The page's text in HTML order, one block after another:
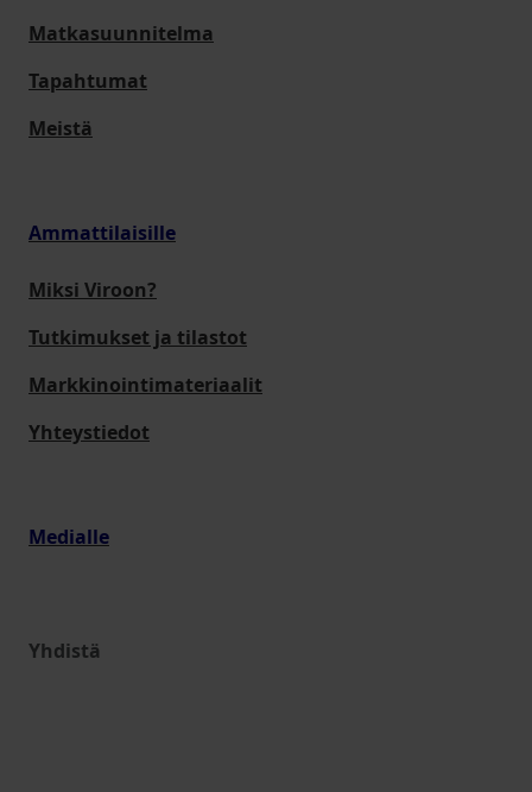
Matkasuunnitelma
Tapahtumat
Meistä
Ammattilaisille
Miksi Viroon?
Tutkimukset ja tilastot
Markkinointimateriaalit
Yhteystiedot
Medialle
Yhdistä